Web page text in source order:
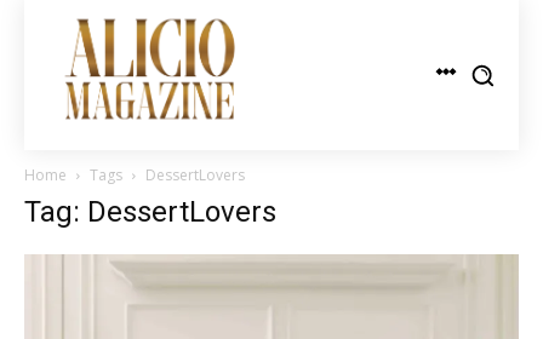
Home Tags DessertLovers
Tag: DessertLovers